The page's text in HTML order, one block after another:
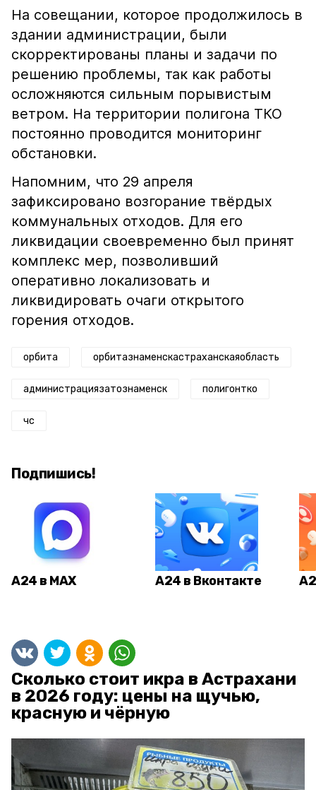
На совещании, которое продолжилось в
здании администрации, были
скорректированы планы и задачи по
решению проблемы, так как работы
осложняются сильным порывистым
ветром. На территории полигона ТКО
постоянно проводится мониторинг
обстановки.
Напомним, что 29 апреля
зафиксировано возгорание твёрдых
коммунальных отходов. Для его
ликвидации своевременно был принят
комплекс мер, позволивший
оперативно локализовать и
ликвидировать очаги открытого
горения отходов.
орбита орбитазнаменскастраханскаяобласть
администрациязатознаменск полигонтко
чс
Подпишись!
А24 в MAX А24 в Вконтакте
Сколько стоит икра в Астрахани
в 2026 году: цены на щучью,
красную и чёрную